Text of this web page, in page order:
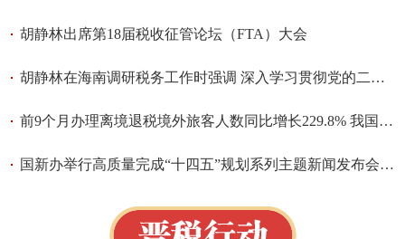
胡静林出席第18届税收征管论坛（FTA）大会
胡静林在海南调研税务工作时强调 深入学习贯彻党的二十届四中全会精神 在服务“十五五”高质量发展中展现更大税务作为
前9个月办理离境退税境外旅客人数同比增长229.8% 我国持续优化离境退税服务便利境外旅客“中国购”
国新办举行高质量完成“十四五”规划系列主题新闻发布会（国家税务总局）